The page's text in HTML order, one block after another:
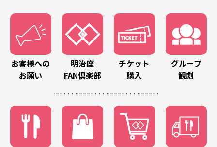
お客様への
お願い
明治座
FAN倶楽部
チケット
購入
グループ
観劇